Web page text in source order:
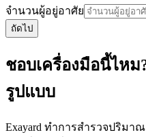
จำนวนผู้อยู่อาศัย
ถัดไป
ชอบเครื่องมือนี้ไห
รูปแบบ
Exayard ทำการสำรวจปริมา